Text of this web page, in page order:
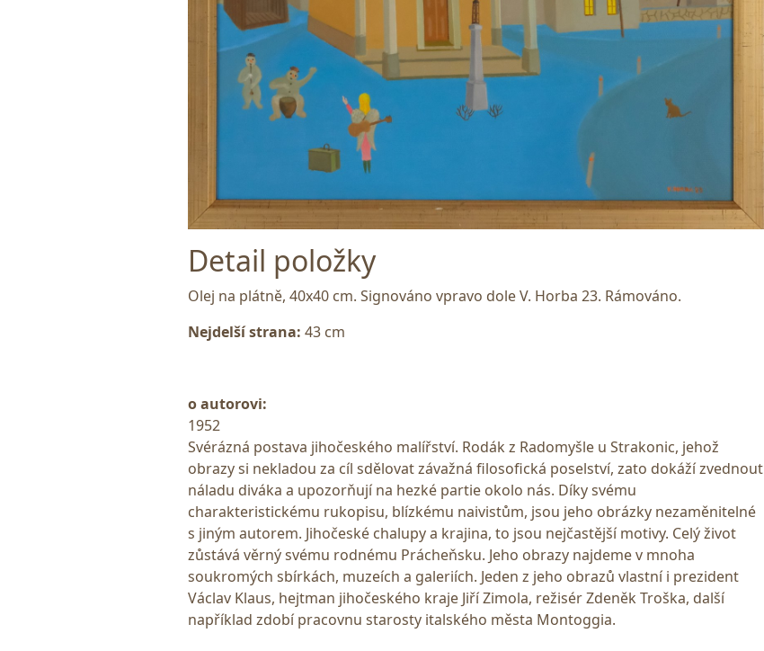
Detail položky
Olej na plátně, 40x40 cm. Signováno vpravo dole V. Horba 23. Rámováno.
Nejdelší strana: 43 cm
o autorovi:
1952
Svérázná postava jihočeského malířství. Rodák z Radomyšle u Strakonic, jehož
obrazy si nekladou za cíl sdělovat závažná filosofická poselství, zato dokáží zvednout
náladu diváka a upozorňují na hezké partie okolo nás. Díky svému
charakteristickému rukopisu, blízkému naivistům, jsou jeho obrázky nezaměnitelné
s jiným autorem. Jihočeské chalupy a krajina, to jsou nejčastější motivy. Celý život
zůstává věrný svému rodnému Prácheňsku. Jeho obrazy najdeme v mnoha
soukromých sbírkách, muzeích a galeriích. Jeden z jeho obrazů vlastní i prezident
Václav Klaus, hejtman jihočeského kraje Jiří Zimola, režisér Zdeněk Troška, další
například zdobí pracovnu starosty italského města Montoggia.